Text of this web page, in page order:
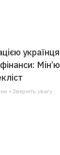
• Зверніть увагу